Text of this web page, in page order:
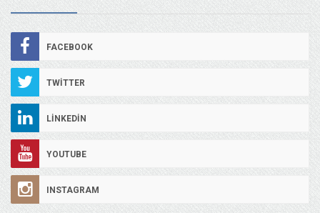
FACEBOOK
TWITTER
LINKEDIN
YOUTUBE
INSTAGRAM